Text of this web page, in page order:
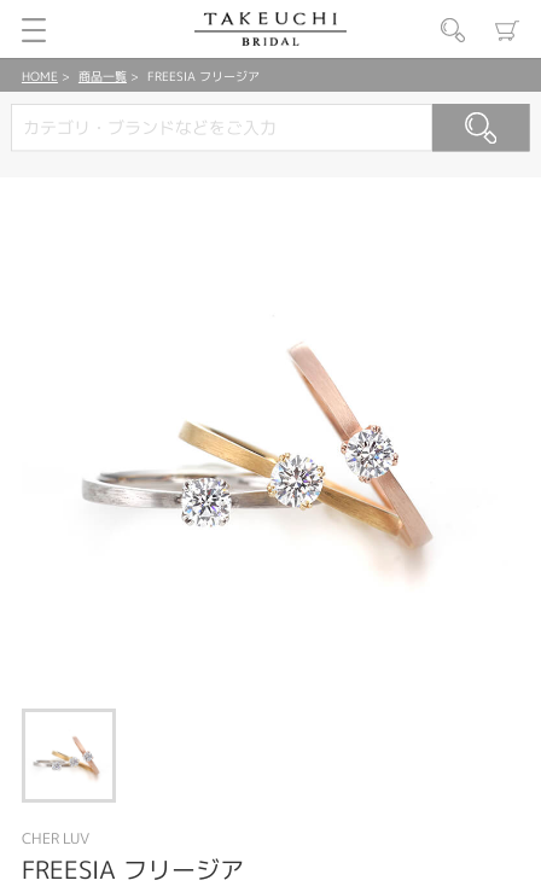
HOME 商品一覧 FREESIA フリージア
CHER LUV
FREESIA フリージア